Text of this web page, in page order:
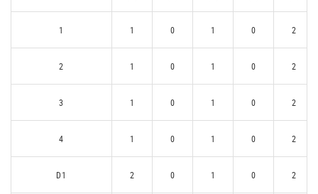
1 1 0 1 0 2
2 1 0 1 0 2
3 1 0 1 0 2
4 1 0 1 0 2
D1 2 0 1 0 2